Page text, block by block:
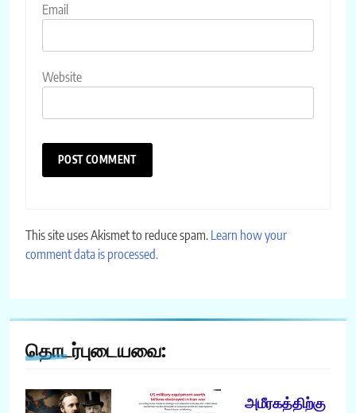
Email
Website
This site uses Akismet to reduce spam. Learn how your
comment data is processed.
தொடர்புடையவை:
அமீரகத்திற்கு